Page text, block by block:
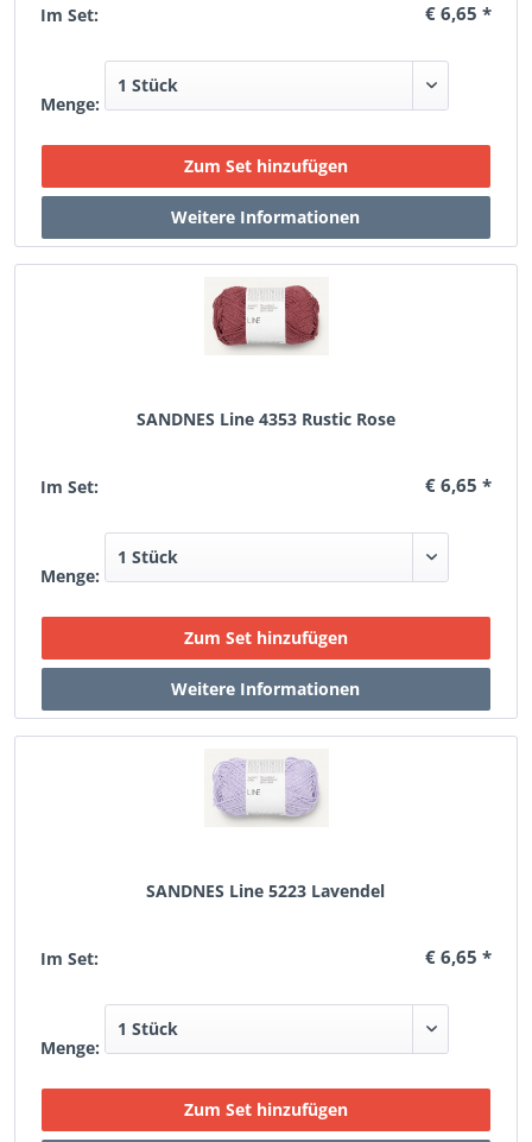
Im Set: € 6,65 *
Menge:
SANDNES Line 4353 Rustic Rose
Im Set: € 6,65 *
Menge:
SANDNES Line 5223 Lavendel
Im Set: € 6,65 *
Menge: